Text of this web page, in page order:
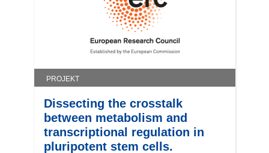
PROJEKT
Dissecting the crosstalk
between metabolism and
transcriptional regulation in
pluripotent stem cells.